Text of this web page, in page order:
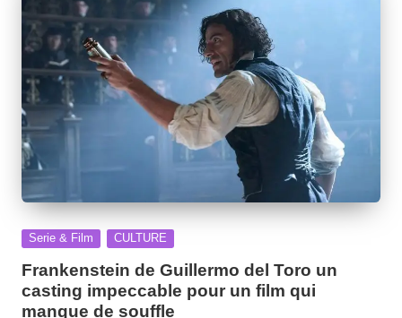
Posted
Serie & Film CULTURE
Frankenstein de Guillermo del Toro un
casting impeccable pour un film qui
manque de souffle